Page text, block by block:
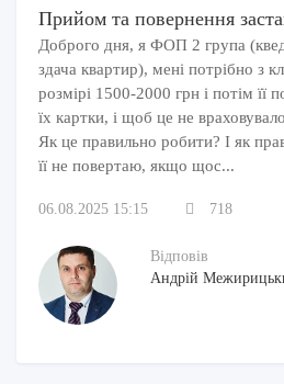
Прийом та повернення
Доброго дня, я ФОП 2 група
здача квартир), мені потрібно з
розмірі 1500-2000 грн і потім її
їх картки, і щоб це не
Як це правильно робити? І як
її не повертаю, якщо щос...
06.08.2025 15:15 718
Відповів
Андрій